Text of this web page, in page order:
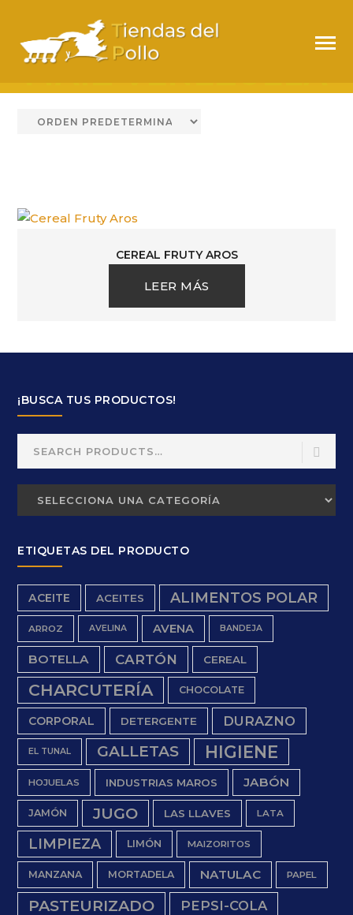
HOJUELAS DE
MAIZ VENEZUELA
CEREAL FRUTY AROS
LEER MÁS
¡BUSCA TUS PRODUCTOS!
ETIQUETAS DEL PRODUCTO
ACEITE ACEITES ALIMENTOS POLAR
ARROZ AVELINA AVENA BANDEJA
BOTELLA CARTÓN CEREAL
CHARCUTERÍA CHOCOLATE
CORPORAL DETERGENTE DURAZNO
EL TUNAL GALLETAS HIGIENE
HOJUELAS INDUSTRIAS MAROS JABÓN
JAMÓN JUGO LAS LLAVES LATA
LIMPIEZA LIMÓN MAIZORITOS
MANZANA MORTADELA NATULAC PAPEL
PASTEURIZADO PEPSI-COLA